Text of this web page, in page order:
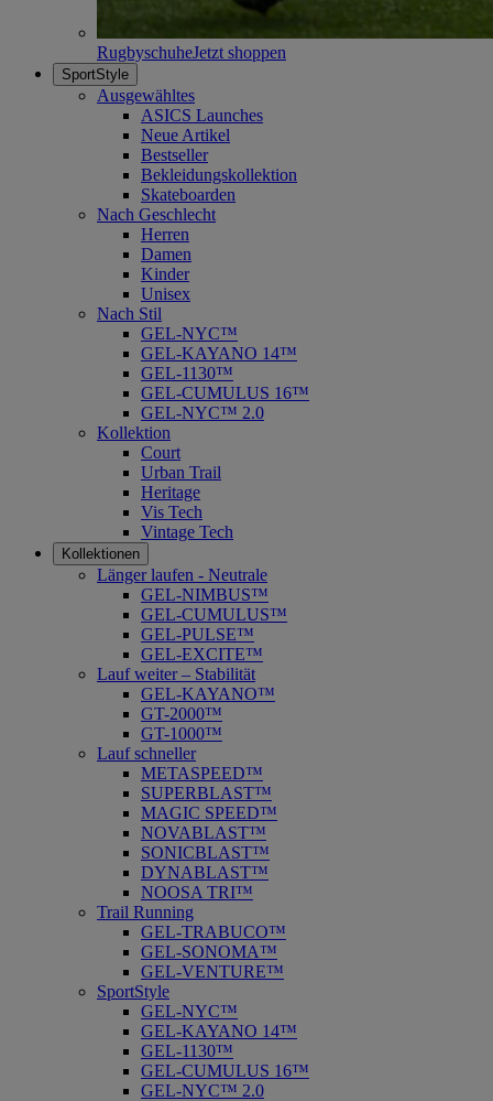
RugbyschuheJetzt shoppen
SportStyle
Ausgewähltes
ASICS Launches
Neue Artikel
Bestseller
Bekleidungskollektion
Skateboarden
Nach Geschlecht
Herren
Damen
Kinder
Unisex
Nach Stil
GEL-NYC™
GEL-KAYANO 14™
GEL-1130™
GEL-CUMULUS 16™
GEL-NYC™ 2.0
Kollektion
Court
Urban Trail
Heritage
Vis Tech
Vintage Tech
Kollektionen
Länger laufen - Neutrale
GEL-NIMBUS™
GEL-CUMULUS™
GEL-PULSE™
GEL-EXCITE™
Lauf weiter – Stabilität
GEL-KAYANO™
GT-2000™
GT-1000™
Lauf schneller
METASPEED™
SUPERBLAST™
MAGIC SPEED™
NOVABLAST™
SONICBLAST™
DYNABLAST™
NOOSA TRI™
Trail Running
GEL-TRABUCO™
GEL-SONOMA™
GEL-VENTURE™
SportStyle
GEL-NYC™
GEL-KAYANO 14™
GEL-1130™
GEL-CUMULUS 16™
GEL-NYC™ 2.0